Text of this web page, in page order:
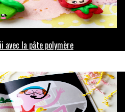
avec la pâte polymère